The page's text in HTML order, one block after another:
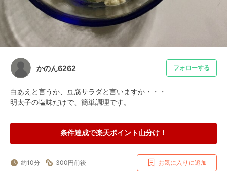
かのん6262 フォローする
白あえと言うか、豆腐サラダと言いますか・・・
明太子の塩味だけで、簡単調理です。
条件達成で楽天ポイント山分け！
約10分 300円前後 お気に入りに追加